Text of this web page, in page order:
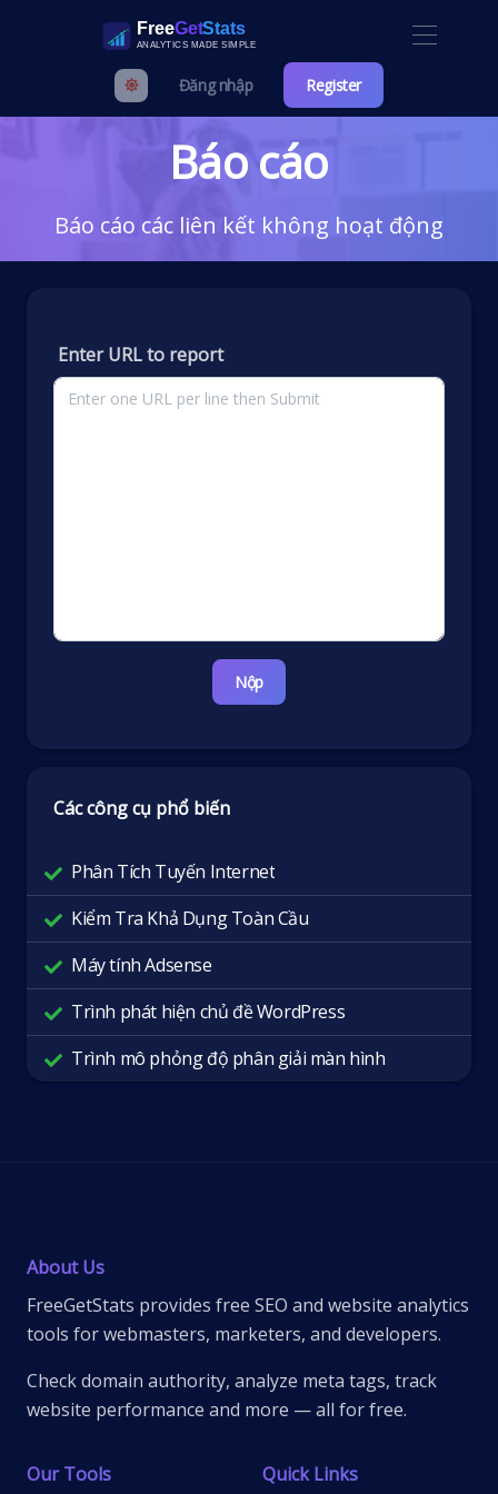
Đăng nhập Register
Báo cáo
Báo cáo các liên kết không hoạt động
Enter URL to report
Nộp
Các công cụ phổ biến
Phân Tích Tuyến Internet
Kiểm Tra Khả Dụng Toàn Cầu
Máy tính Adsense
Trình phát hiện chủ đề WordPress
Trình mô phỏng độ phân giải màn hình
About Us
FreeGetStats provides free SEO and website analytics
tools for webmasters, marketers, and developers.
Check domain authority, analyze meta tags, track
website performance and more — all for free.
Our Tools Quick Links